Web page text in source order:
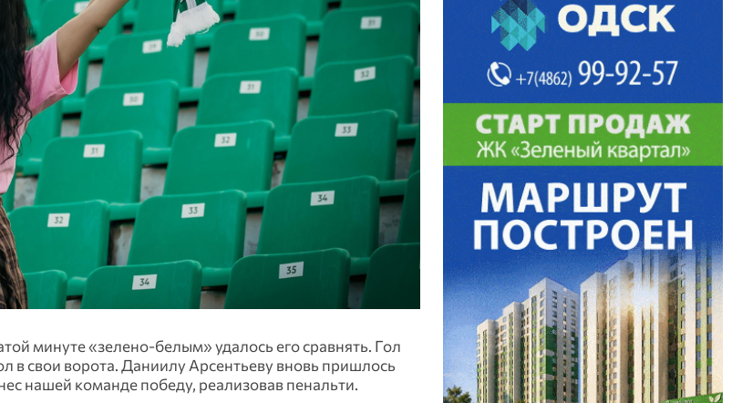
минуте «зелено-белым» удалось его сравнять. Гол
в свои ворота. Даниилу Арсентьеву вновь пришлось
нашей команде победу, реализовав пенальти.